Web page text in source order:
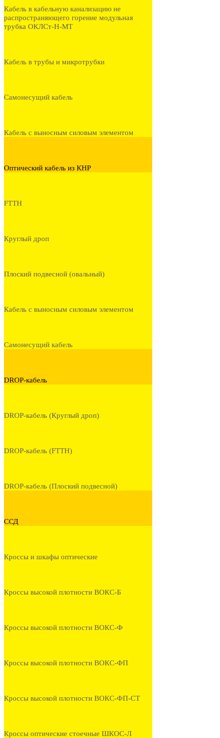
Кабель в кабельную канализацию не
распространяющего горение модульная
трубка ОКЛСт-Н-МТ
Кабель в трубы и микротрубки
Самонесущий кабель
Кабель с выносным силовым элементом
Оптический кабель из КНР
FTTH
Круглый дроп
Плоский подвесной (овальный)
Кабель с выносным силовым элементом
Самонесущий кабель
DROP-кабель
DROP-кабель (Круглый дроп)
DROP-кабель (FTTH)
DROP-кабель (Плоский подвесной)
ССД
Кроссы и шкафы оптические
Кроссы высокой плотности ВОКС-Б
Кроссы высокой плотности ВОКС-Ф
Кроссы высокой плотности ВОКС-ФП
Кроссы высокой плотности ВОКС-ФП-СТ
Кроссы оптические стоечные ШКОС-Л